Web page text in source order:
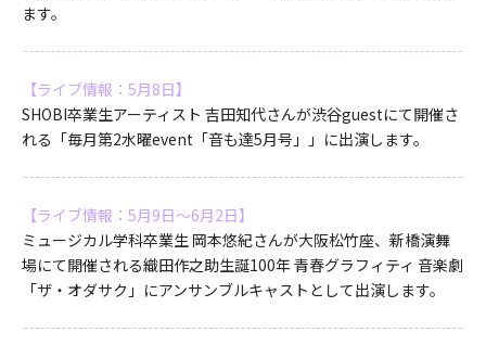
ます。
【ライブ情報：5月8日】
SHOBI卒業生アーティスト 吉田知代さんが渋谷guestにて開催さ
れる「毎月第2水曜event「音も達5月号」」に出演します。
【ライブ情報：5月9日～6月2日】
ミュージカル学科卒業生 岡本悠紀さんが大阪松竹座、新橋演舞
場にて開催される織田作之助生誕100年 青春グラフィティ 音楽劇
「ザ・オダサク」にアンサンブルキャストとして出演します。